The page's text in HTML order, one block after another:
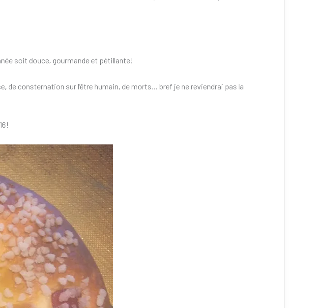
soit douce, gourmande et pétillante!
de consternation sur l’être humain, de morts… bref je ne reviendrai pas la